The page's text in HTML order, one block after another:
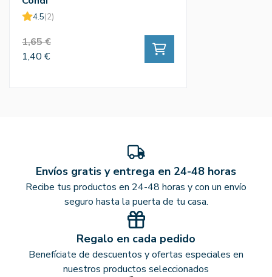
4.5(2)
1,65 €
1,40 €
Envíos gratis y entrega en 24-48 horas
Recibe tus productos en 24-48 horas y con un envío
seguro hasta la puerta de tu casa.
Regalo en cada pedido
Benefíciate de descuentos y ofertas especiales en
nuestros productos seleccionados